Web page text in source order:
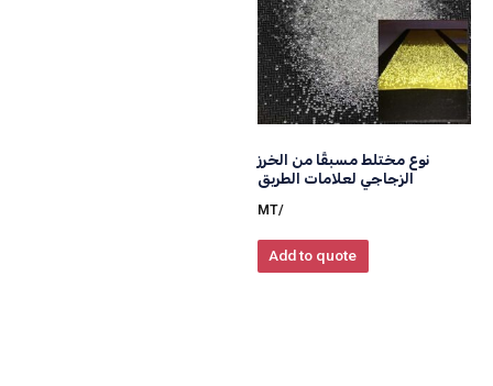
نوع مختلط مسبقًا من الخرز
الزجاجي لعلامات الطريق
/MT
Add to quote